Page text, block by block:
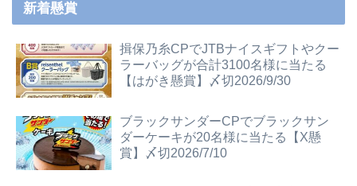
新着懸賞
揖保乃糸CPでJTBナイスギフトやクー
ラーバッグが合計3100名様に当たる
【はがき懸賞】〆切2026/9/30
ブラックサンダーCPでブラックサン
ダーケーキが20名様に当たる【X懸
賞】〆切2026/7/10